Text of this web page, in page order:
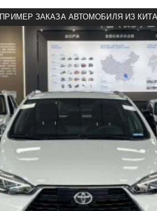
ПРИМЕР ЗАКАЗА АВТОМОБИЛЯ ИЗ